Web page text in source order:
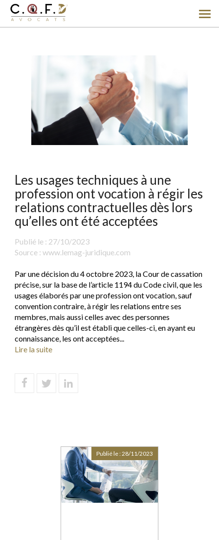
le
Les usages techniques à une
profession ont vocation à régir les
relations contractuelles dès lors
qu’elles ont été acceptées
Publié le : 27/10/2023
Source : www.lemag-juridique.com
Par une décision du 4 octobre 2023, la Cour de cassation
précise, sur la base de l’article 1194 du Code civil, que les
usages élaborés par une profession ont vocation, sauf
convention contraire, à régir les relations entre ses
membres, mais aussi celles avec des personnes
étrangères dès qu’il est établi que celles-ci, en ayant eu
connaissance, les ont acceptées...
Lire la suite
Publié le :28/11/2023